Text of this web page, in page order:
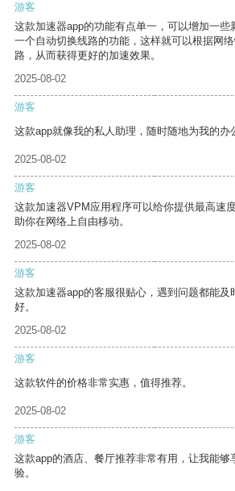
游客
这款加速器app的功能有点单一，可以增加一些
一个自动切换线路的功能，这样就可以根据网
路，从而获得更好的加速效果。
2025-08-02
游客
这款app就像我的私人助理，随时随地为我的办
2025-08-02
游客
这款加速器VPM应用程序可以给你提供最高速
助你在网络上自由移动。
2025-08-02
游客
这款加速器app的客服很贴心，遇到问题都能及
好。
2025-08-02
游客
这款软件的价格非常实惠，值得推荐。
2025-08-02
游客
这款app的酒店、餐厅推荐非常有用，让我能够
验。